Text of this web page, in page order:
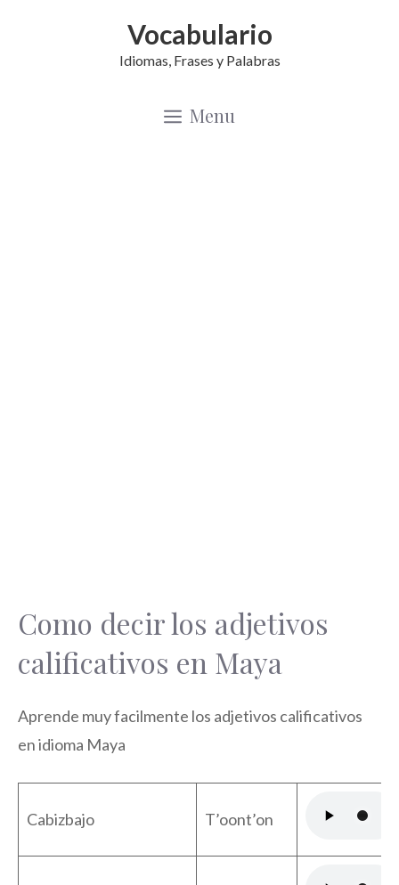
Vocabulario
Idiomas, Frases y Palabras
Menu
Como decir los adjetivos
calificativos en Maya
Aprende muy facilmente los adjetivos calificativos
en idioma Maya
Cabizbajo T’oont’on